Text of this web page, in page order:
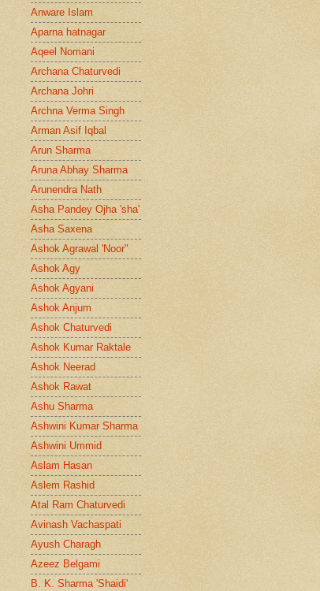
Anware Islam
Aparna hatnagar
Aqeel Nomani
Archana Chaturvedi
Archana Johri
Archna Verma Singh
Arman Asif Iqbal
Arun Sharma
Aruna Abhay Sharma
Arunendra Nath
Asha Pandey Ojha 'sha'
Asha Saxena
Ashok Agrawal 'Noor"
Ashok Agy
Ashok Agyani
Ashok Anjum
Ashok Chaturvedi
Ashok Kumar Raktale
Ashok Neerad
Ashok Rawat
Ashu Sharma
Ashwini Kumar Sharma
Ashwini Ummid
Aslam Hasan
Aslem Rashid
Atal Ram Chaturvedi
Avinash Vachaspati
Ayush Charagh
Azeez Belgami
B. K. Sharma 'Shaidi'